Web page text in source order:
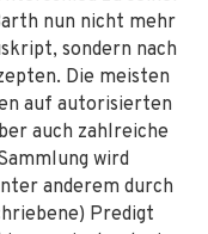
nun nicht mehr
sondern nach
Die meisten
auf autorisierten
auch zahlreiche
wird
anderem durch
Predigt